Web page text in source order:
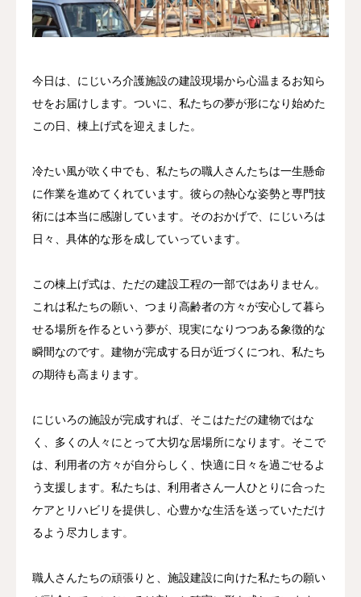
今日は、にじいろ介護施設の建設現場から心温まるお知ら
せをお届けします。ついに、私たちの夢が形になり始めた
この日、棟上げ式を迎えました。
冷たい風が吹く中でも、私たちの職人さんたちは一生懸命
に作業を進めてくれています。彼らの熱心な姿勢と専門技
術には本当に感謝しています。そのおかげで、にじいろは
日々、具体的な形を成していっています。
この棟上げ式は、ただの建設工程の一部ではありません。
これは私たちの願い、つまり高齢者の方々が安心して暮ら
せる場所を作るという夢が、現実になりつつある象徴的な
瞬間なのです。建物が完成する日が近づくにつれ、私たち
の期待も高まります。
にじいろの施設が完成すれば、そこはただの建物ではな
く、多くの人々にとって大切な居場所になります。そこで
は、利用者の方々が自分らしく、快適に日々を過ごせるよ
う支援します。私たちは、利用者さん一人ひとりに合った
ケアとリハビリを提供し、心豊かな生活を送っていただけ
るよう尽力します。
職人さんたちの頑張りと、施設建設に向けた私たちの願い